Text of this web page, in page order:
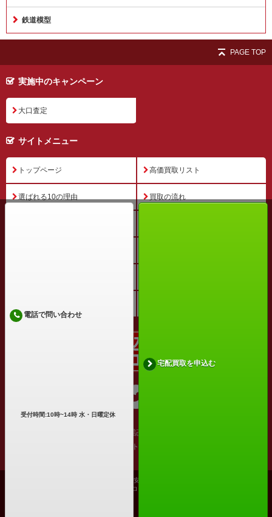
鉄道模型
PAGE TOP
実施中のキャンペーン
大口査定
サイトメニュー
トップページ 高価買取リスト
選ばれる10の理由 買取の流れ
特定商取引法に基づく表記
サイトマップ
古物商許可証番号: 兵庫県公安委員会 第631531400002号
Copyright ©2026 買取アローズ All Rights Reserved.
電話で問い合わせ
受付時間:10時~14時 水・日曜定休
宅配買取を申込む